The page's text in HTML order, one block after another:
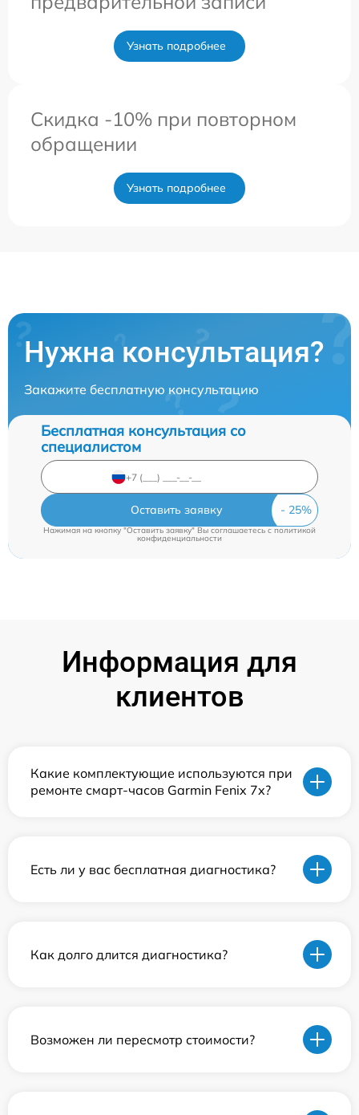
Узнать подробнее
Скидка -10% при повторном
обращении
Узнать подробнее
Нужна консультация?
Закажите бесплатную консультацию
Бесплатная консультация со
специалистом
Оставить заявку
Нажимая на кнопку "Оставить заявку" Вы соглашаетесь c политикой
конфиденциальности
Информация для
клиентов
Какие комплектующие используются при
ремонте смарт-часов Garmin Fenix 7x?
Есть ли у вас бесплатная диагностика?
Как долго длится диагностика?
Возможен ли пересмотр стоимости?